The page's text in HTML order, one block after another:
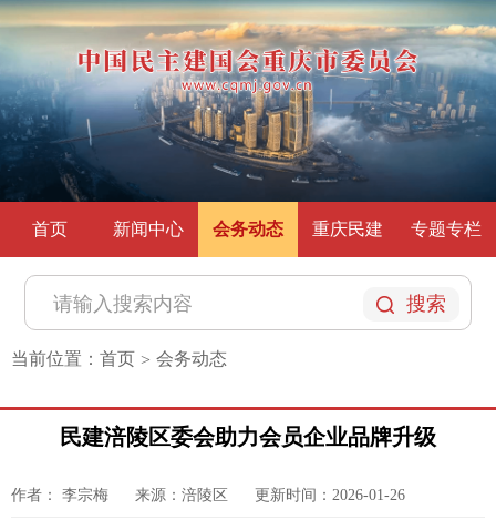
首页 新闻中心 会务动态 重庆民建 专题专栏
搜索
当前位置： 首页 > 会务动态
民建涪陵区委会助力会员企业品牌升级
作者： 李宗梅 来源：涪陵区 更新时间：2026-01-26